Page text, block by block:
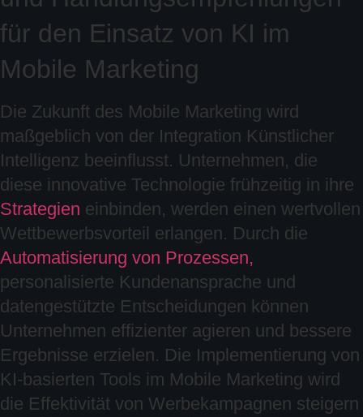
für den Einsatz von KI im
Mobile Marketing
Die Zukunft des Mobile Marketing wird
maßgeblich von der Integration Künstlicher
Intelligenz beeinflusst. Unternehmen, die
diese innovative Technologie frühzeitig in ihre
Strategien einbinden, werden einen wertvollen
Wettbewerbsvorteil erlangen. Durch die
Automatisierung von Prozessen,
personalisierte Kundenansprache und
datengestützte Entscheidungen können
Unternehmen effizienter agieren und bessere
Ergebnisse erzielen. Die Implementierung von
KI-basierten Tools im Mobile Marketing wird
die Effektivität von Werbekampagnen steigern